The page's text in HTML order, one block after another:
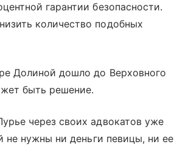
гарантии безопасности.
количество подобных
Долиной дошло до Верховного
быть решение.
через своих адвокатов уже
не нужны ни деньги певицы, ни ее